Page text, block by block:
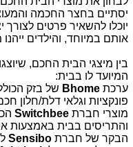
יסתיים בחצר החכמה
יוכלו להשאיר פרטים
אותם במיוחד, והילדים
בין מיצגי הבית החכם,
המיועד לו בבית:
ערכת Bhome של בזק
פונקציות וגלאי דלת/חלון
מוצרי חברת Switchbee
והתריסים בבית באמצעות
הבקר של חברת Sensibo